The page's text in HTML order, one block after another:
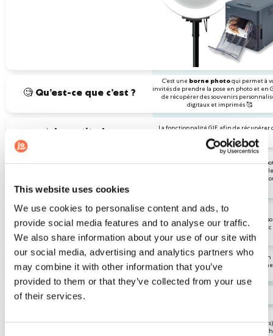
This website uses cookies
We use cookies to personalise content and ads, to
provide social media features and to analyse our traffic.
We also share information about your use of our site with
our social media, advertising and analytics partners who
may combine it with other information that you’ve
provided to them or that they’ve collected from your use
of their services.
🧐 Qu’est-ce que c’est ?
C’est une borne photoqui permet à
invités de prendre la pose en photo et en
de récupérer des souvenirs
digitaux et imprimés 🥰
☀️ Le petit plus
La fonctionnalité GIF, afin de récupérer
Nous voulions créer le tout 1er
plug&play ! Un photobooth super
installer et à utiliser 👌 Pour du fun en
🎉 Pour quel événement
avec mes proches l’utiliser
?
Pour vos grandes occasions : mariage 💍 ,
des 30 ans 🎁 , bar-mitzvah, rallye etc
💼 Pour quel événement
professionnel l’utiliser ?
Il est idéal pour un salon, une animation
point de vente 🛍 mais aussi vos
💰Prix
(avec dimanches et jour fériés offerts)
🎨 Personnalisation du contour photo